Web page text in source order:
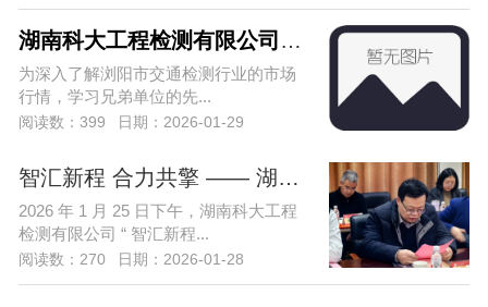
湖南科大工程检测有限公司赴浏阳市宏达
为深入了解浏阳市交通检测行业的市场
行情，学习兄弟单位的先...
阅读数：399 日期：2026-01-29
智汇新程 合力共擎 —— 湖南科大工程检
2026 年 1 月 25 日下午，湖南科大工程
检测有限公司 “ 智汇新程...
阅读数：270 日期：2026-01-28